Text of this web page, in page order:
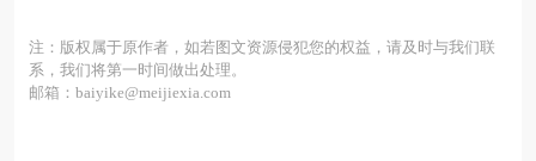
注：版权属于原作者，如若图文资源侵犯您的权益，请及时与我们联
系，我们将第一时间做出处理。
邮箱：baiyike@meijiexia.com